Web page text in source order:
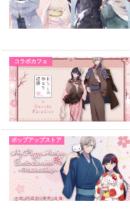
コラボカフェ
ポップアップストア